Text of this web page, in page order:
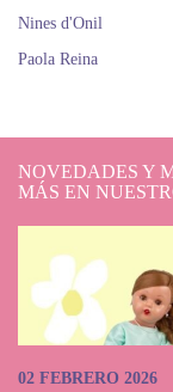
Nines d'Onil
Paola Reina
NOVEDADES Y
MÁS EN
02 FEBRERO 2026